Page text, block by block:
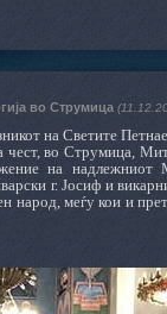
во Струмица
на Светите
чест, во Струмица,
на надлежниот
г. Јосиф и
народ, меѓу кои и